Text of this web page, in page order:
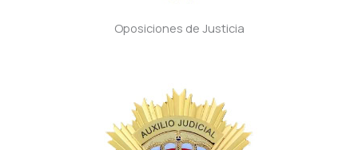
Oposiciones de Justicia